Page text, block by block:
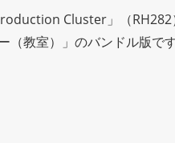
Cluster」（RH282
教室）」のバンドル版です